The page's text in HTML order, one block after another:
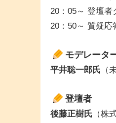
20：05～ 登壇者
20：50～ 質疑応
モデレータ
平井聡一郎氏 （
登壇者
後藤正樹氏 （株